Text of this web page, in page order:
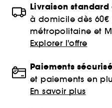
Livraison standard
à domicile dès 60€
métropolitaine et
Explorer l'offre
Paiements
et paiements en
En savoir plus